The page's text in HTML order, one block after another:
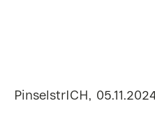
PinselstrICH,